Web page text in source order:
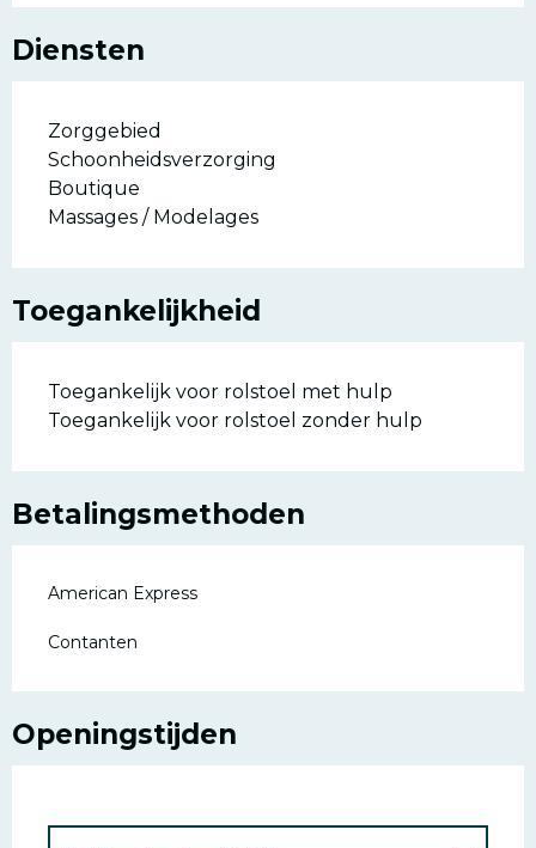
Diensten
Zorggebied
Schoonheidsverzorging
Boutique
Massages / Modelages
Toegankelijkheid
Toegankelijk voor rolstoel met hulp
Toegankelijk voor rolstoel zonder hulp
Betalingsmethoden
American Express
Contanten
Openingstijden